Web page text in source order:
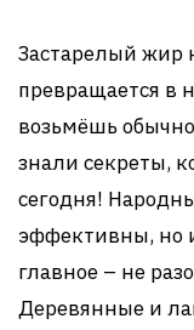
Застарелый жир
превращается в
возьмёшь
знали секреты,
сегодня!
эффективны, но
главное – не
Деревянные и